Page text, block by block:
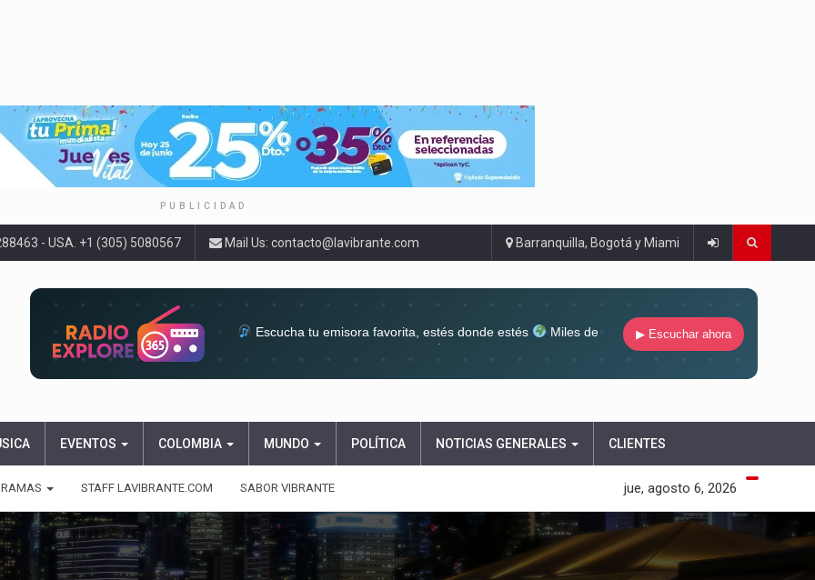
PUBLICIDAD
- USA. +1 (305) 5080567 Mail Us: contacto@lavibrante.com Barranquilla, Bogotá y Miami
Escucha tu emisora favorita, estés donde estés
Miles de
▶ Escuchar ahora
EVENTOS COLOMBIA MUNDO POLÍTICA NOTICIAS GENERALES CLIENTES
STAFF LAVIBRANTE.COM SABOR VIBRANTE jue, agosto 6, 2026